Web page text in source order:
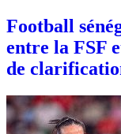
Football
entre la FSF
de